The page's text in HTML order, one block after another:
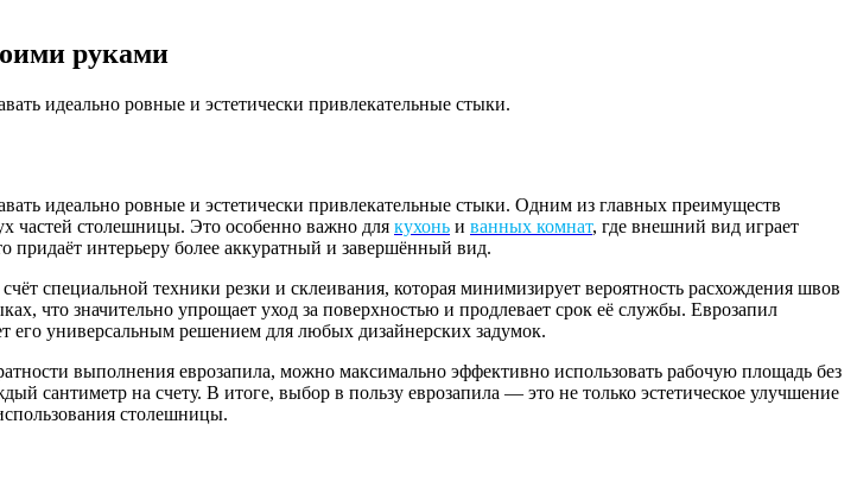
руками
идеально ровные и эстетически привлекательные стыки.
идеально ровные и эстетически привлекательные стыки. Одним из главных преимуществ
частей столешницы. Это особенно важно для кухонь и ванных комнат, где внешний вид играет
придаёт интерьеру более аккуратный и завершённый вид.
специальной техники резки и склеивания, которая минимизирует вероятность расхождения швов
что значительно упрощает уход за поверхностью и продлевает срок её службы. Еврозапил
его универсальным решением для любых дизайнерских задумок.
выполнения еврозапила, можно максимально эффективно использовать рабочую площадь без
сантиметр на счету. В итоге, выбор в пользу еврозапила — это не только эстетическое улучшение
столешницы.